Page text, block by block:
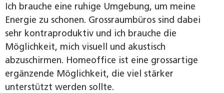
Ich brauche eine ruhige Umgebung, um meine
Energie zu schonen. Grossraumbüros sind dabei
sehr kontraproduktiv und ich brauche die
Möglichkeit, mich visuell und akustisch
abzuschirmen. Homeoffice ist eine grossartige
ergänzende Möglichkeit, die viel stärker
unterstützt werden sollte.